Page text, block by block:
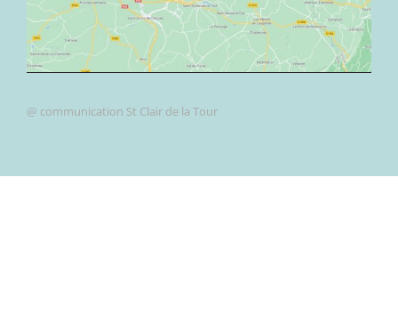
@ communication St Clair de la Tour